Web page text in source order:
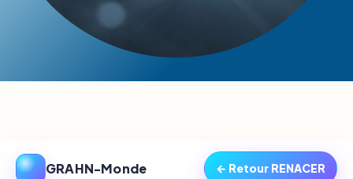
GRAHN-Monde ← Retour RENACER